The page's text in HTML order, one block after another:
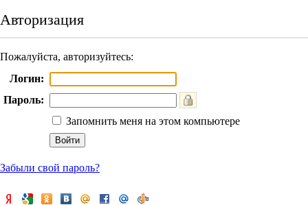
Авторизация
Пожалуйста, авторизуйтесь:
Логин:
Пароль:
Запомнить меня на этом компьютере
Забыли свой пароль?